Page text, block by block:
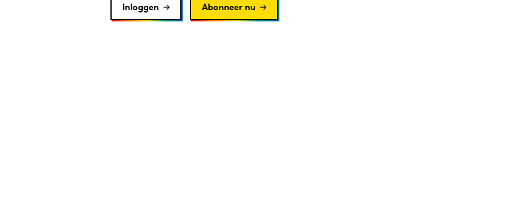
Inloggen Abonneer nu